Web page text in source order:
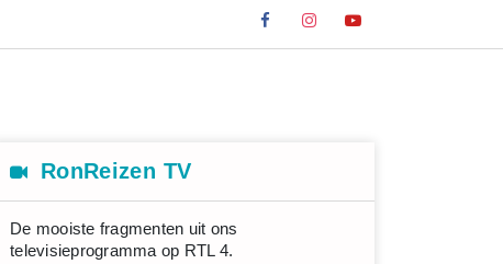
RonReizen TV
De mooiste fragmenten uit ons
televisieprogramma op RTL 4.